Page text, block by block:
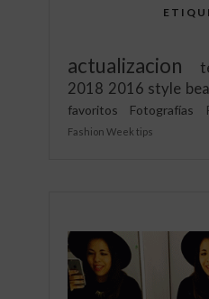
actualizacion
2018 2016 style
favoritos
Fotografías
Fashion Week tips